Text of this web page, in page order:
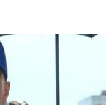
le revêtement a été
car il n’est
!